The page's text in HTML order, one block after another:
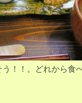
！！。どれから食